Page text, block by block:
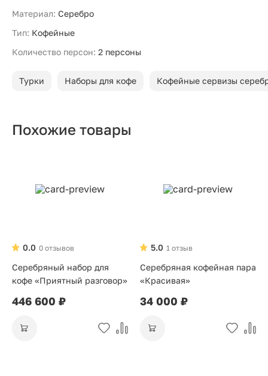
Материал: Серебро
Тип: Кофейные
Количество персон: 2 персоны
Турки Наборы для кофе Кофейные сервизы
Похожие товары
0 отзывов
0.0
Серебряный набор для
кофе «Приятный разговор»
446 600 ₽
1 отзыв
5.0
Серебряная кофейная пара
«Красивая»
34 000 ₽